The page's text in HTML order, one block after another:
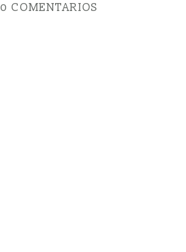
0 COMENTARIOS